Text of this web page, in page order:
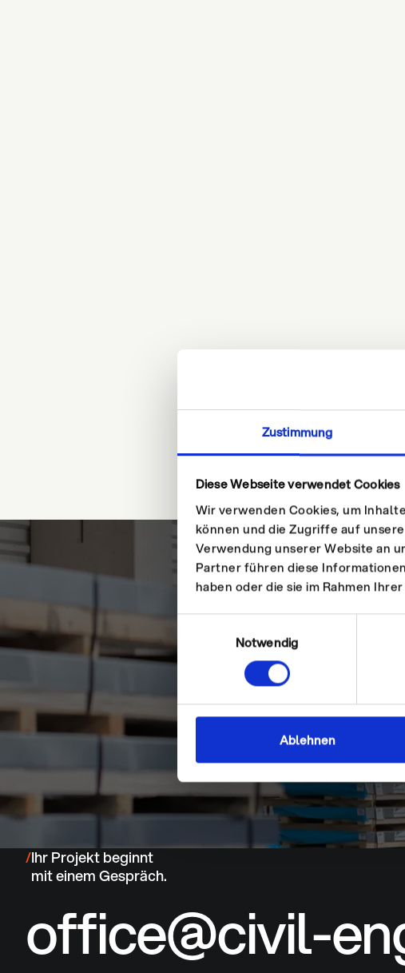
Zustimmung
Diese Webseite verwendet Cookies
Wir verwenden Cookies, um
können und die Zugriffe auf
Verwendung unserer Website an
Partner führen diese
haben oder die sie im Rahmen
Notwendig
Ablehnen
Bauen im Bestand
erfordert ein hohes
an Erfahrung und
fachlicher
Ihr Gebäude an die
Anforderungen
anzupassen.
Unsere Projekte
Unsere Projekte
/Ihr Projekt beginnt
mit einem Gespräch.
office@civil-